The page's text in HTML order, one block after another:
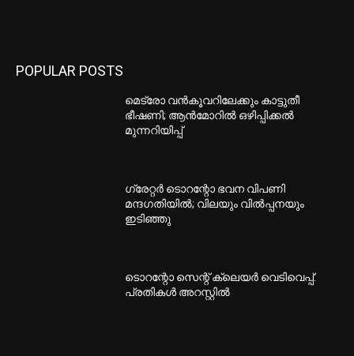
POPULAR POSTS
മെട്രോ വൻകൂവറിലേക്കും കാട്ടുതീ
ഭീഷണി; ആൻമോറിൽ ഒഴിപ്പിക്കൽ
മുന്നറിയിപ്പ്
ഗ്രേറ്റര്‍ ടൊറന്റോ ഭവന വിപണി
മന്ദഗതിയില്‍; വിലയും വില്‍പ്പനയും
ഇടിഞ്ഞു
ടൊറന്റോ സെന്റ് ക്ലെയര്‍ വെടിവെപ്പ്:
പ്രതികള്‍ അറസ്റ്റില്‍